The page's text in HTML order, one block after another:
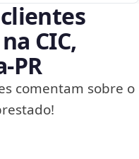
CIC,
comentam sobre o